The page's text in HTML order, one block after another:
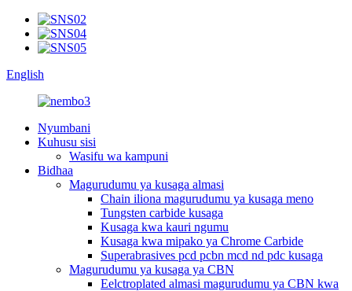
English
Nyumbani
Kuhusu sisi
Wasifu wa kampuni
Bidhaa
Magurudumu ya kusaga almasi
Chain iliona magurudumu ya kusaga meno
Tungsten carbide kusaga
Kusaga kwa kauri ngumu
Kusaga kwa mipako ya Chrome Carbide
Superabrasives pcd pcbn mcd nd pdc kusaga
Magurudumu ya kusaga ya CBN
Eelctroplated almasi magurudumu ya CBN kwa